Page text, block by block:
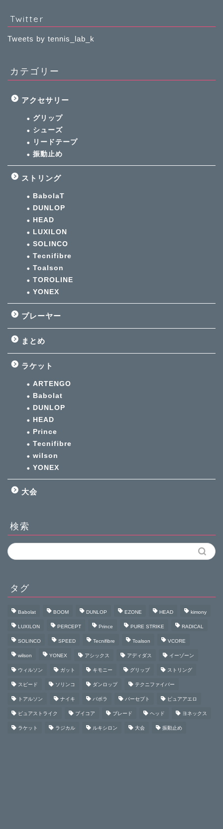
Twitter
Tweets by tennis_lab_k
カテゴリー
アクセサリー
グリップ
シューズ
リードテープ
振動止め
ストリング
BabolaT
DUNLOP
HEAD
LUXILON
SOLINCO
Tecnifibre
Toalson
TOROLINE
YONEX
プレーヤー
まとめ
ラケット
ARTENGO
Babolat
DUNLOP
HEAD
Prince
Tecnifibre
wilson
YONEX
大会
検索
タグ
Babolat BOOM DUNLOP EZONE HEAD kimony
LUXILON PERCEPT Prince PURE STRIKE RADICAL
SOLINCO SPEED Tecnifibre Toalson VCORE
wilson YONEX アシックス アディダス イーゾーン
ウィルソン ガット キモニー グリップ ストリング
スピード ソリンコ ダンロップ テクニファイバー
トアルソン ナイキ バボラ パーセプト ピュアアエロ
ピュアストライク ブイコア ブレード ヘッド ヨネックス
ラケット ラジカル ルキシロン 大会 振動止め